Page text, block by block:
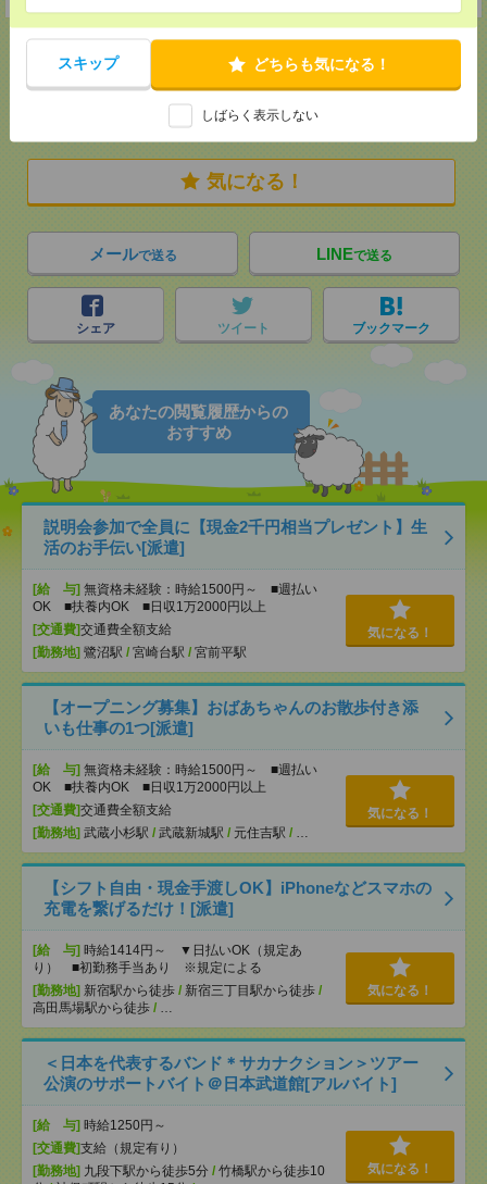
スキップ どちらも気になる！
しばらく表示しない
応募ページへ
気になる！
メールで送る LINEで送る
シェア ツイート ブックマーク
あなたの閲覧履歴からの
おすすめ
説明会参加で全員に【現金2千円相当プレゼント】生
活のお手伝い[派遣]
[給 与] 無資格未経験：時給1500円～ ■週払い
OK ■扶養内OK ■日収1万2000円以上
[交通費]交通費全額支給
[勤務地] 鷺沼駅 / 宮崎台駅 / 宮前平駅
気になる！
【オープニング募集】おばあちゃんのお散歩付き添
いも仕事の1つ[派遣]
[給 与] 無資格未経験：時給1500円～ ■週払い
OK ■扶養内OK ■日収1万2000円以上
[交通費]交通費全額支給
[勤務地] 武蔵小杉駅 / 武蔵新城駅 / 元住吉駅 / …
気になる！
【シフト自由・現金手渡しOK】iPhoneなどスマホの
充電を繋げるだけ！[派遣]
[給 与] 時給1414円～ ▼日払いOK（規定あ
り） ■初勤務手当あり ※規定による
[勤務地] 新宿駅から徒歩 / 新宿三丁目駅から徒歩 /
高田馬場駅から徒歩 / …
気になる！
＜日本を代表するバンド＊サカナクション＞ツアー
公演のサポートバイト＠日本武道館[アルバイト]
[給 与] 時給1250円～
[交通費]支給（規定有り）
[勤務地] 九段下駅から徒歩5分 / 竹橋駅から徒歩10
気になる！